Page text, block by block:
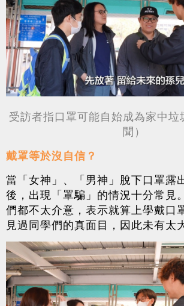
受訪者指口罩可能自始成為家中垃
聞）
戴罩等於沒自信？
當「女神」、「男神」脫下口罩露
後，出現「罩騙」的情況十分常見
們都不太介意，表示就算上學戴口
見過同學們的真面目，因此未有太